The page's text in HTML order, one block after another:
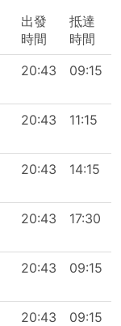
出發
時間
抵達
時間
20:43 09:15
20:43 11:15
20:43 14:15
20:43 17:30
20:43 09:15
20:43 09:15